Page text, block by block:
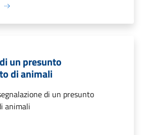
un presunto
di animali
di un presunto
animali